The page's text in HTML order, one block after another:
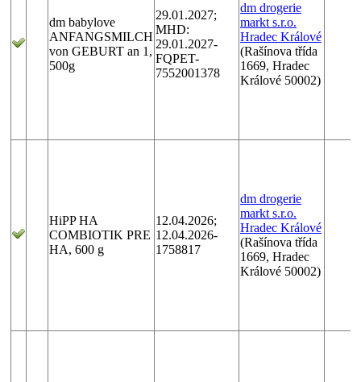
dm babylove
ANFANGSMILCH
von GEBURT an 1,
500g
29.01.2027;
MHD:
29.01.2027-
FQPET-
7552001378
dm drogerie
markt s.r.o.
Hradec Králové
(Rašínova třída
1669, Hradec
Králové 50002)
HiPP HA
COMBIOTIK PRE
HA, 600 g
12.04.2026;
12.04.2026-
1758817
dm drogerie
markt s.r.o.
Hradec Králové
(Rašínova třída
1669, Hradec
Králové 50002)